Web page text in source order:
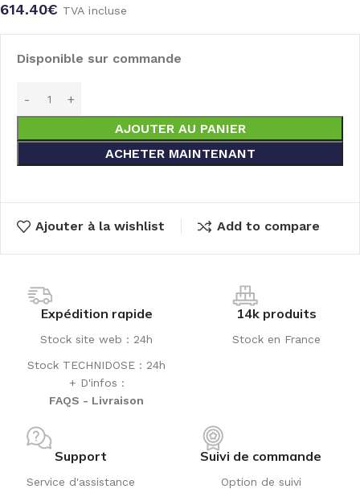
614.40€ TVA incluse
Disponible sur commande
AJOUTER AU PANIER
ACHETER MAINTENANT
Ajouter à la wishlist Add to compare
Expédition rapide
Stock site web : 24h
Stock TECHNIDOSE : 24h
+ D'infos :
FAQS - Livraison
14k produits
Stock en France
Support
Service d'assistance
Suivi de commande
Option de suivi